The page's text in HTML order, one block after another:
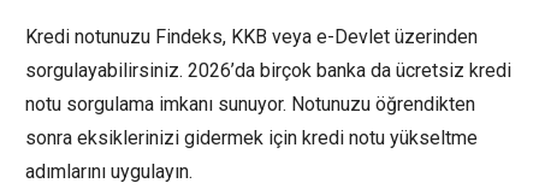
Kredi notunuzu Findeks, KKB veya e-Devlet üzerinden
sorgulayabilirsiniz. 2026’da birçok banka da ücretsiz kredi
notu sorgulama imkanı sunuyor. Notunuzu öğrendikten
sonra eksiklerinizi gidermek için kredi notu yükseltme
adımlarını uygulayın.